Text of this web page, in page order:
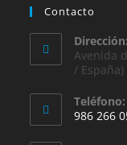
Contacto
Dirección:
Avenida
/ España)
Teléfono:
986 266